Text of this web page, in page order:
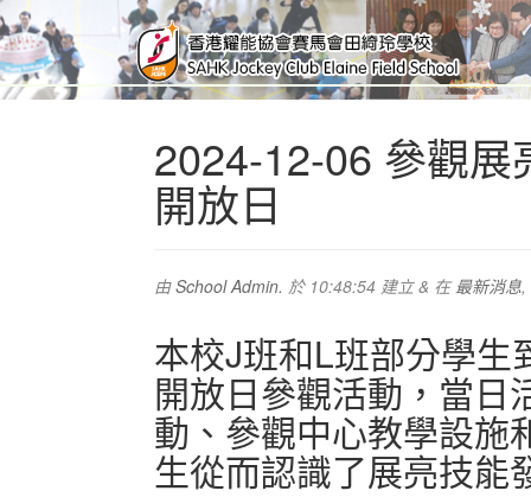
2024-12-06 參觀
開放日
由School Admin. 於 10:48:54 建立& 在最新消息,
本校J班和L班部分學生
開放日參觀活動，當日
動、參觀中心教學設施
生從而認識了展亮技能